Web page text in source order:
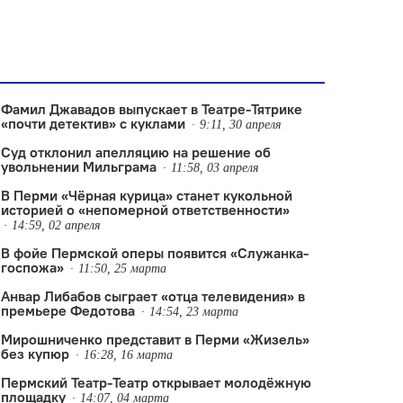
Фамил Джавадов выпускает в Театре-Тятрике
«почти детектив» с куклами
9:11, 30 апреля
Суд отклонил апелляцию на решение об
увольнении Мильграма
11:58, 03 апреля
В Перми «Чёрная курица» станет кукольной
историей о «непомерной ответственности»
14:59, 02 апреля
В фойе Пермской оперы появится «Служанка-
госпожа»
11:50, 25 марта
Анвар Либабов сыграет «отца телевидения» в
премьере Федотова
14:54, 23 марта
Мирошниченко представит в Перми «Жизель»
без купюр
16:28, 16 марта
Пермский Театр-Театр открывает молодёжную
площадку
14:07, 04 марта